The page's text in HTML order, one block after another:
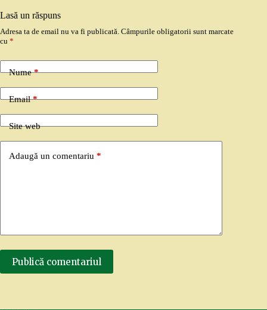
Lasă un răspuns
Adresa ta de email nu va fi publicată. Câmpurile obligatorii sunt marcate
cu *
Nume*
Email*
Site web
Adaugă un comentariu *
Publică comentariul